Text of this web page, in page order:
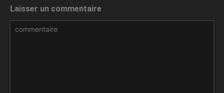
Laisser un commentaire